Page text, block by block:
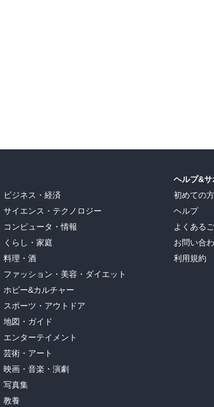
ビジネス・経済
サイエンス・テクノロジー
コンピュータ・情報
くらし・家庭
料理・酒
ファッション・美容・ダイエット
ホビー&カルチャー
スポーツ・アウトドア
地図・ガイド
エンターテイメント
芸術・アート
映画・音楽・演劇
写真集
教養
ヘルプ&サ
初めての
ヘルプ
よくある
お問い合
利用規約